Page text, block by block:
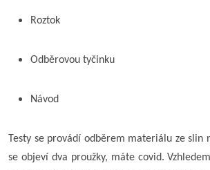
Roztok
Odběrovou tyčinku
Návod
Testy se provádí odběrem materiálu ze slin
se objeví dva proužky, máte covid.